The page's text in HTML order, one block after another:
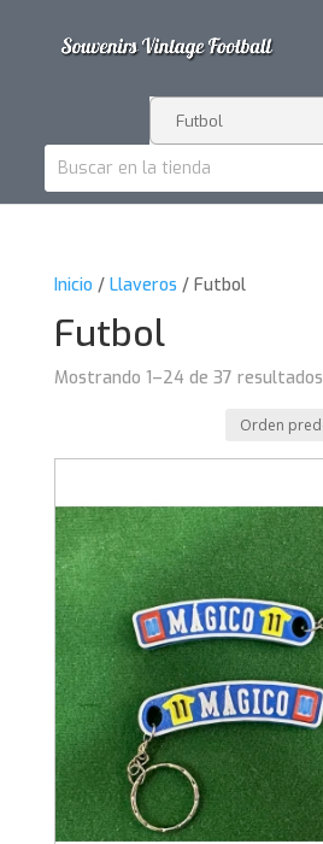
Inicio / Llaveros / Futbol
Futbol
Mostrando 1–24 de 37 resultados